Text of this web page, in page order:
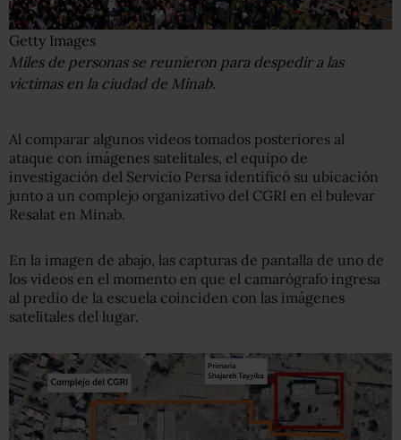
Getty Images
Miles de personas se reunieron para despedir a las
víctimas en la ciudad de Minab.
Al comparar algunos videos tomados posteriores al
ataque con imágenes satelitales, el equipo de
investigación del Servicio Persa identificó su ubicación
junto a un complejo organizativo del CGRI en el bulevar
Resalat en Minab.
En la imagen de abajo, las capturas de pantalla de uno de
los videos en el momento en que el camarógrafo ingresa
al predio de la escuela coinciden con las imágenes
satelitales del lugar.